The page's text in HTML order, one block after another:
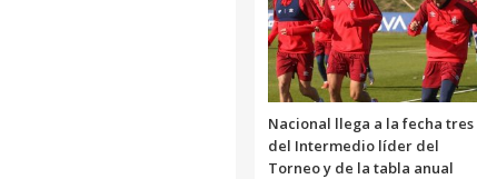
Nacional llega a la fecha tres
del Intermedio líder del
Torneo y de la tabla anual